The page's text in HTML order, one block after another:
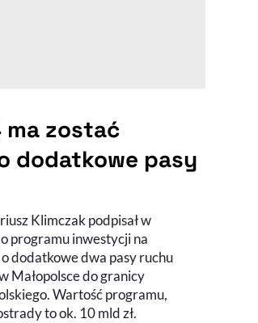
zostać
dodatkowe pasy
Klimczak podpisał w
programu inwestycji na
dodatkowe dwa pasy ruchu
Małopolsce do granicy
Wartość programu,
to ok. 10 mld zł.